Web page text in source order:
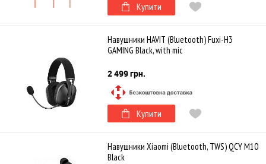
Купити
Навушники HAVIT (Bluetooth) Fuxi-H3
GAMING Black, with mic
2 499 грн.
Купити
Навушники Xiaomi (Bluetooth, TWS) QCY M10
Black